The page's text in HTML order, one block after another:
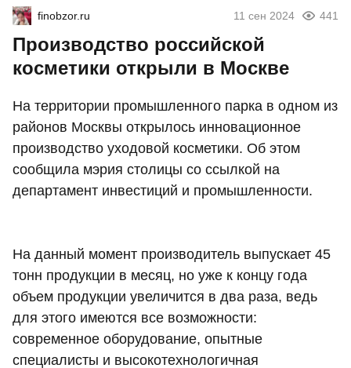
finobzor.ru 11 сен 2024 441
Производство российской
косметики открыли в Москве
На территории промышленного парка в одном из
районов Москвы открылось инновационное
производство уходовой косметики. Об этом
сообщила мэрия столицы со ссылкой на
департамент инвестиций и промышленности.
На данный момент производитель выпускает 45
тонн продукции в месяц, но уже к концу года
объем продукции увеличится в два раза, ведь
для этого имеются все возможности:
современное оборудование, опытные
специалисты и высокотехнологичная